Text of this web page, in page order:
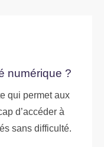
numérique ?
qui permet aux
d’accéder à
sans difficulté.